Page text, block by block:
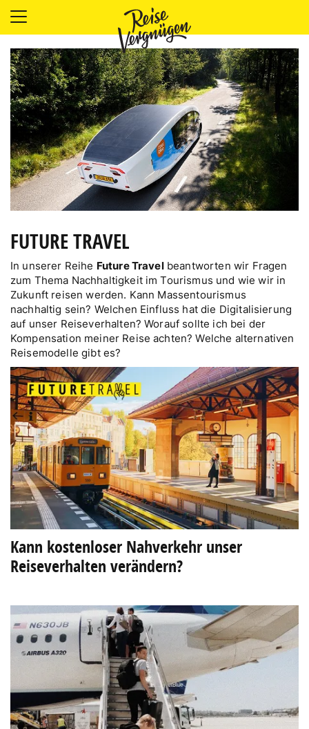
LÄNDER
UNTERKÜNFTE
FOOD
PLANUNG
OUTDOOR
FUTURE TRAVEL
In unserer Reihe Future Travelbeantworten wir Fragen
zum Thema Nachhaltigkeit im Tourismus und wie wir in
Zukunft reisen werden. Kann Massentourismus
nachhaltig sein? Welchen Einfluss hat die Digitalisierung
auf unser Reiseverhalten? Worauf sollte ich bei der
Kompensation meiner Reise achten? Welche alternativen
Reisemodelle gibt es?
Kann kostenloser Nahverkehr unser
Reiseverhalten verändern?